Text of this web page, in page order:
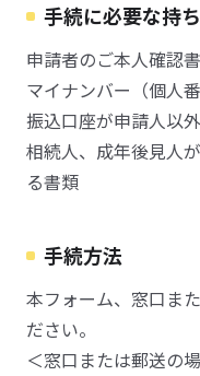
手続に必要な持
申請者のご本人確認
マイナンバー（個人
振込口座が申請人以
相続人、成年後見人
る書類
手続方法
本フォーム、窓口ま
ださい。
＜窓口または郵送の